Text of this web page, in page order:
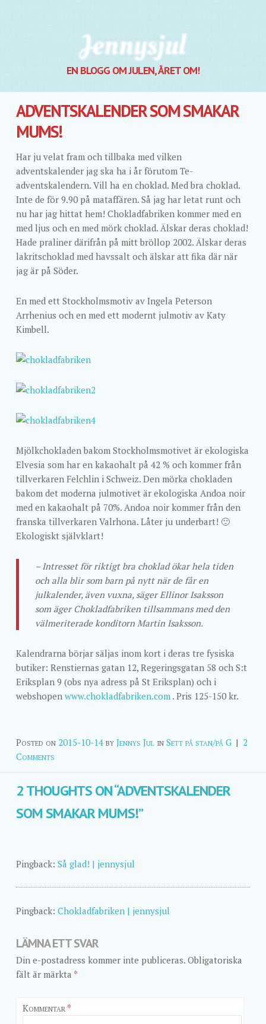
Jennysjul
EN BLOGG OM JULEN, ÅRET OM!
ADVENTSKALENDER SOM SMAKAR
MUMS!
Har ju velat fram och tillbaka med vilken
adventskalender jag ska ha i år förutom Te-
adventskalendern. Vill ha en choklad. Med bra choklad.
Inte de för 9.90 på mataffären. Så jag har letat runt och
nu har jag hittat hem! Chokladfabriken kommer med en
med ljus och en med mörk choklad. Älskar deras choklad!
Hade praliner därifrån på mitt bröllop 2002. Älskar deras
lakritschoklad med havssalt och älskar att fika där när
jag är på Söder.
En med ett Stockholmsmotiv av Ingela Peterson
Arrhenius och en med ett modernt julmotiv av Katy
Kimbell.
Mjölkchokladen bakom Stockholmsmotivet är ekologiska
Elvesia som har en kakaohalt på 42 % och kommer från
tillverkaren Felchlin i Schweiz. Den mörka chokladen
bakom det moderna julmotivet är ekologiska Andoa noir
med en kakaohalt på 70%. Andoa noir kommer från den
franska tillverkaren Valrhona. Låter ju underbart! 🙂
Ekologiskt självklart!
– Intresset för riktigt bra choklad ökar hela tiden
och alla blir som barn på nytt när de får en
julkalender, även vuxna, säger Ellinor Isaksson
som äger Chokladfabriken tillsammans med den
välmeriterade konditorn Martin Isaksson.
Kalendrarna börjar säljas inom kort i deras tre fysiska
butiker: Renstiernas gatan 12, Regeringsgatan 58 och S:t
Eriksplan 9 (obs nya adress på St Eriksplan) och i
webshopen www.chokladfabriken.com . Pris 125-150 kr.
Posted on 2015-10-14 by Jennys Jul in Sett på stan/på G | 2
Comments
2 THOUGHTS ON “ADVENTSKALENDER
SOM SMAKAR MUMS!”
Pingback: Så glad! | jennysjul
Pingback: Chokladfabriken | jennysjul
LÄMNA ETT SVAR
Din e-postadress kommer inte publiceras. Obligatoriska
fält är märkta *
Kommentar *